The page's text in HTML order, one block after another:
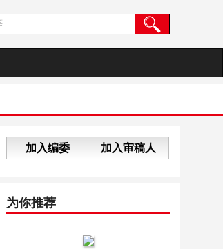
加入编委 加入审稿人
为你推荐